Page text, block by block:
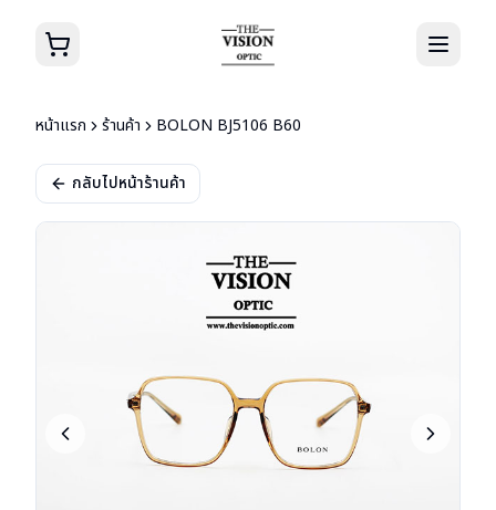
หน้าแรก ร้านค้า BOLON BJ5106 B60
กลับไปหน้าร้านค้า